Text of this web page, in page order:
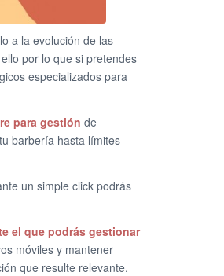
a la evolución de las
por lo que si pretendes
especializados para
para gestión de
barbería hasta límites
un simple click podrás
el que podrás gestionar
móviles y mantener
que resulte relevante.